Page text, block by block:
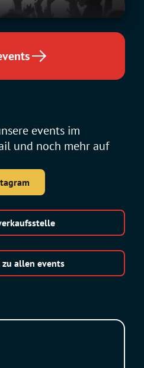
events im
und noch mehr auf
zu allen events